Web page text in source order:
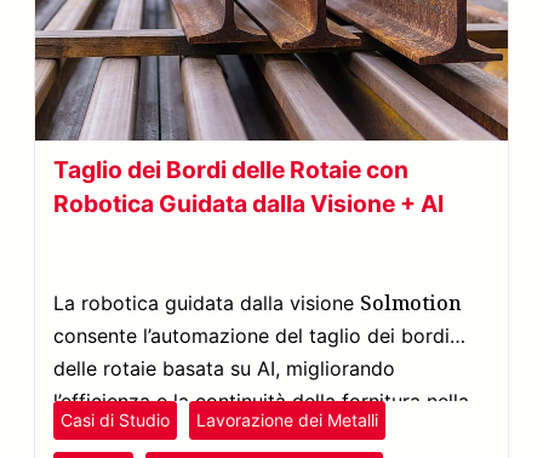
Taglio dei Bordi delle Rotaie con
Robotica Guidata dalla Visione + AI
La robotica guidata dalla visione Solmotion
consente l’automazione del taglio dei bordi
delle rotaie basata su AI, migliorando
l’efficienza e la continuità della fornitura nella
produzione ferroviaria.
Casi di Studio Lavorazione dei Metalli